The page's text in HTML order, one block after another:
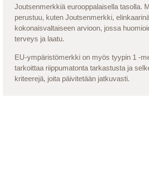
Joutsenmerkkiä eurooppalaisella tasolla.
perustuu, kuten Joutsenmerkki,
kokonaisvaltaiseen arvioon, jossa
terveys ja laatu.
EU-ympäristömerkki on myös tyypin 1 -
tarkoittaa riippumatonta tarkastusta ja
kriteerejä, joita päivitetään jatkuvasti.